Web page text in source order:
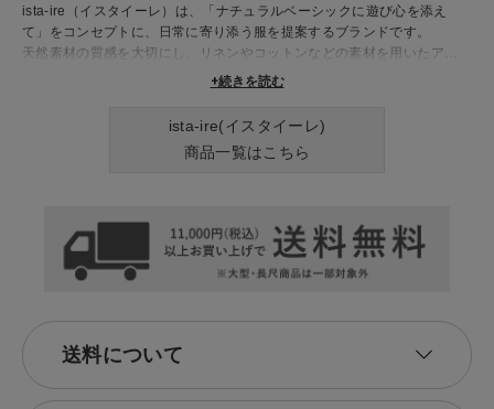
ista-ire（イスタイーレ）は、「ナチュラルベーシックに遊び心を添え
て」をコンセプトに、日常に寄り添う服を提案するブランドです。
​天然素材の質感を大切にし、リネンやコットンなどの素材を用いたアイテ
ムは、着心地の良さと美しいシルエットを兼ね備えています。​シンプルな
一着として、多くの人々に支持されています。​季節ごとのコレクションで
は、ワンピースやブラウス、パンツなど、幅広いアイテムを展開し、日々
のコーディネートに彩りを加えてくれます。​ista-ireの服で、日常を少し
+続きを読む
ista-ire(イスタイーレ)
商品一覧はこちら
送料について